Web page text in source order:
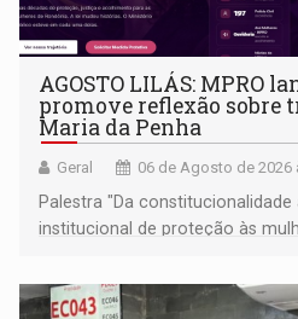
AGOSTO LILÁS: MPRO
promove reflexão sobre
Maria da Penha
Geral 06 de Agosto de 2026
Palestra "Da
institucional de proteção às
Goiás